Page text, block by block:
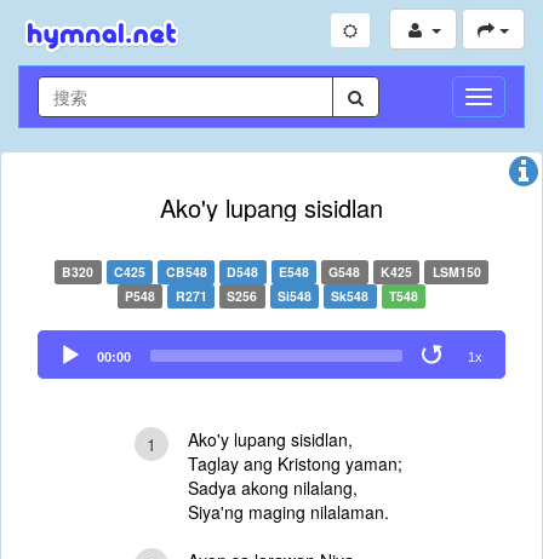
切
换
导
Ako'y lupang sisidlan
B320 C425 CB548 D548 E548 G548 K425
LSM150
P548
R271 S256 Si548 Sk548 T548
Audio
Player
00:00 1x
1
Ako'y lupang sisidlan,
Taglay ang Kristong yaman;
Sadya akong nilalang,
Siya'ng maging nilalaman.